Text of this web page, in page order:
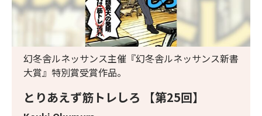
とりあえず筋トレしろ 【第25回】
幻冬舎ルネッサンス主催『幻冬舎ルネッサンス新書
大賞』特別賞受賞作品。